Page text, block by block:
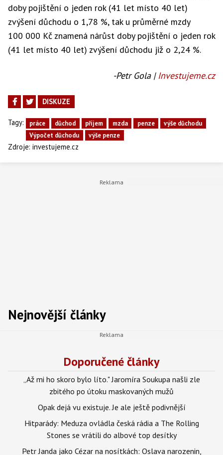
doby pojištění o jeden rok (41 let místo 40 let)
zvýšení důchodu o 1,78 %, tak u průměrné mzdy
100 000 Kč znamená nárůst doby pojištění o jeden rok
(41 let místo 40 let) zvýšení důchodu již o 2,24 %.
-Petr Gola | Investujeme.cz
DISKUZE
Tagy: práce důchod příjem mzda penze
výše důchodu
Výpočet důchodu
výše penze
Zdroje: investujeme.cz
Nejnovější články
Doporučené články
„Až mi ho skoro bylo líto." Jaromíra Soukupa našli zle
zbitého po útoku maskovaných mužů
Opak dejá vu existuje. Je ale ještě podivnější
Hitparády: Meduza ovládla česká rádia a The Rolling
Stones se vrátili do albové top desítky
Petr Janda jako Cézar na nosítkách: Oslava narozenin,